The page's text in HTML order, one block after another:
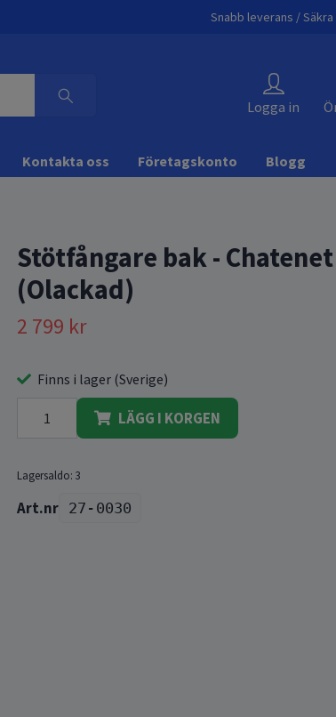
Snabb leverans /
Logga in
Kontakta oss Företagskonto Blogg
Stötfångare bak - Chatenet
(Olackad)
2 799 kr
Finns i lager (Sverige)
LÄGG I KORGEN
Lagersaldo: 3
27-0030